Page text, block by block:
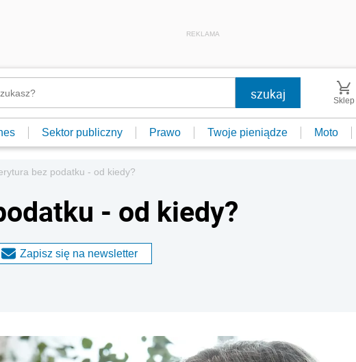
REKLAMA
Sklep
Sektor publiczny Prawo Twoje pieniądze Moto
bez podatku - od kiedy?
- od kiedy?
Zapisz się na newsletter